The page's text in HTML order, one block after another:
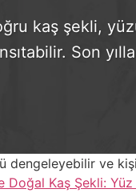
kaş şekli,
Son
dengeleyebilir ve
Doğal Kaş Şekli: